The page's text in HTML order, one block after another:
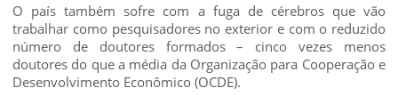
O país também sofre com a fuga de cérebros que vão
trabalhar como pesquisadores no exterior e com o reduzido
número de doutores formados – cinco vezes menos
doutores do que a média da Organização para Cooperação e
Desenvolvimento Econômico (OCDE).